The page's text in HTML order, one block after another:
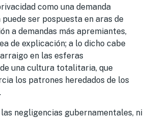
como una demanda
ser pospuesta en aras de
a demandas más apremiantes,
de explicación; a lo dicho cabe
en las esferas
una cultura totalitaria, que
los patrones heredados de los
negligencias gubernamentales, ni